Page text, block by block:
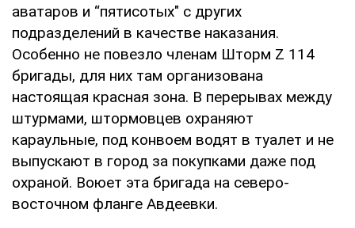
аватаров и “пятисотых" с других
подразделений в качестве наказания.
Особенно не повезло членам Шторм Z 114
бригады, для них там организована
настоящая красная зона. В перерывах между
штурмами, штормовцев охраняют
караульные, под конвоем водят в туалет и не
выпускают в город за покупками даже под
охраной. Воюет эта бригада на северо-
восточном фланге Авдеевки.